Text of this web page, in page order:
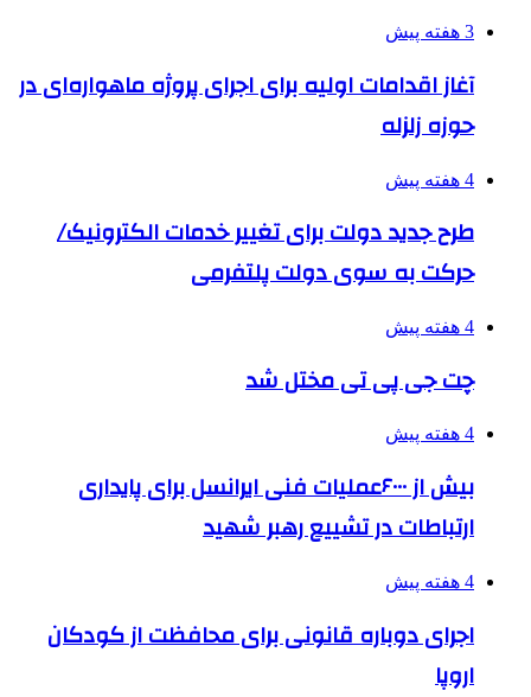
3 هفته پیش
آغاز اقدامات اولیه برای اجرای پروژه ماهواره‌ای در
حوزه زلزله
4 هفته پیش
طرح جدید دولت برای تغییر خدمات الکترونیک/
حرکت به سوی دولت پلتفرمی
4 هفته پیش
چت جی پی تی مختل شد
4 هفته پیش
بیش از ۶۰۰۰عملیات فنی ایرانسل برای پایداری
ارتباطات در تشییع رهبر شهید
4 هفته پیش
اجرای دوباره قانونی برای محافظت از کودکان
اروپا